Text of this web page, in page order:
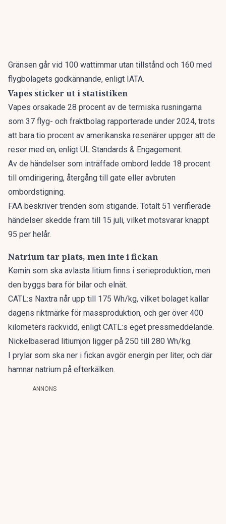
Gränsen går vid 100 wattimmar utan tillstånd och 160 med
flygbolagets godkännande, enligt IATA.
Vapes sticker ut i statistiken
Vapes orsakade 28 procent av de termiska rusningarna
som 37 flyg- och fraktbolag rapporterade under 2024, trots
att bara tio procent av amerikanska resenärer uppger att de
reser med en, enligt UL Standards & Engagement.
Av de händelser som inträffade ombord ledde 18 procent
till omdirigering, återgång till gate eller avbruten
ombordstigning.
FAA beskriver trenden som stigande. Totalt 51 verifierade
händelser skedde fram till 15 juli, vilket motsvarar knappt
95 per helår.
Natrium tar plats, men inte i fickan
Kemin som ska avlasta litium finns i serieproduktion, men
den byggs bara för bilar och elnät.
CATL:s Naxtra når upp till 175 Wh/kg, vilket bolaget kallar
dagens riktmärke för massproduktion, och ger över 400
kilometers räckvidd, enligt CATL:s eget pressmeddelande.
Nickelbaserad litiumjon ligger på 250 till 280 Wh/kg.
I prylar som ska ner i fickan avgör energin per liter, och där
hamnar natrium på efterkälken.
ANNONS